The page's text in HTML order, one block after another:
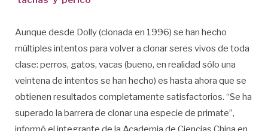
Aunque desde Dolly (clonada en 1996) se han hecho
múltiples intentos para volver a clonar seres vivos de toda
clase: perros, gatos, vacas (bueno, en realidad sólo una
veintena de intentos se han hecho) es hasta ahora que se
obtienen resultados completamente satisfactorios. “Se ha
superado la barrera de clonar una especie de primate”,